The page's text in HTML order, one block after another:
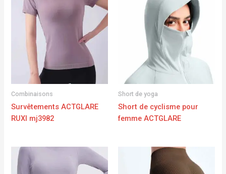
Combinaisons
Survêtements ACTGLARE
RUXI mj3982
Short de yoga
Short de cyclisme pour
femme ACTGLARE